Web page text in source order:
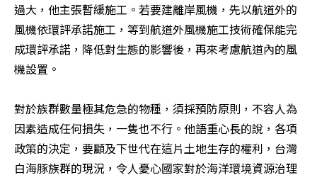
過大，他主張暫緩施工。若要建離岸風機，先以航道外的
風機依環評承諾施工，等到航道外風機施工技術確保能完
成環評承諾，降低對生態的影響後，再來考慮航道內的風
機設置。
對於族群數量極其危急的物種，須採預防原則，不容人為
因素造成任何損失，一隻也不行。他語重心長的說，各項
政策的決定，要顧及下世代在這片土地生存的權利，台灣
白海豚族群的現況，令人憂心國家對於海洋環境資源治理